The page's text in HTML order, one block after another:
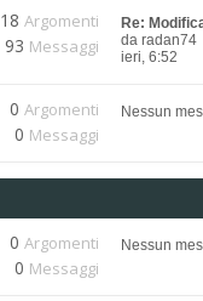
18 Argomenti
93 Messaggi
Re:
da radan74
ieri, 6:52
0 Argomenti
0 Messaggi
Nessun
0 Argomenti
0 Messaggi
Nessun